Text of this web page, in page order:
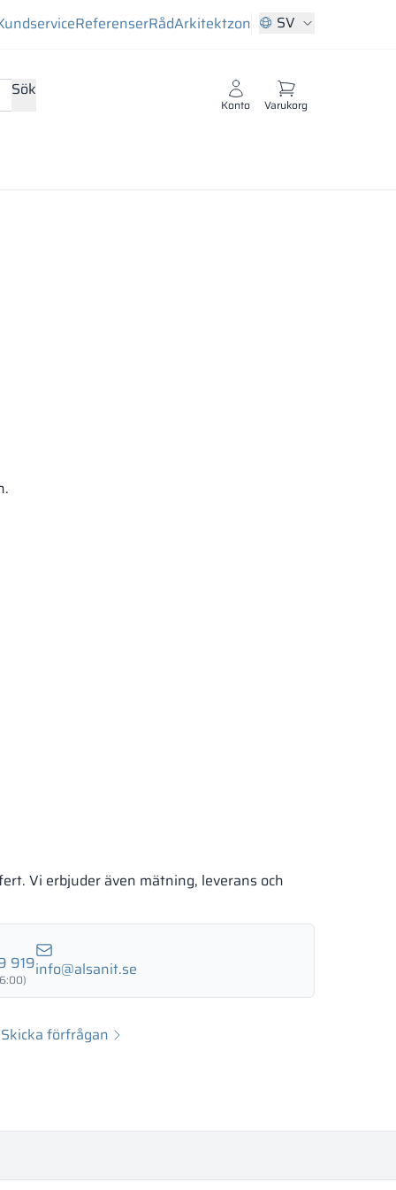
ReferenserRådArkitektzon SV
Sök
Konto Varukorg
Vi erbjuder även mätning, leverans och
919info@alsanit.se
Skicka förfrågan